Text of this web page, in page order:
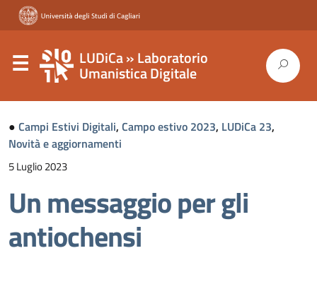
LUDiCa » Laboratorio
Umanistica Digitale
● Campi Estivi Digitali, Campo estivo 2023, LUDiCa 23,
Novità e aggiornamenti
5 Luglio 2023
Un messaggio per gli
antiochensi